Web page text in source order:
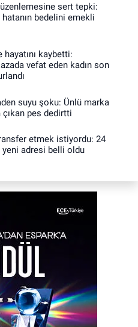
sert tepki:
hatanın bedelini emekli
hayatını kaybetti:
vefat eden kadın son
suyu şoku: Ünlü marka
çıkan pes dedirtti
etmek istiyordu: 24
yeni adresi belli oldu